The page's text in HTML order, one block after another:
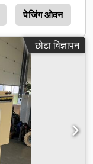
पेजिंग ओवन
छोटा विज्ञापन